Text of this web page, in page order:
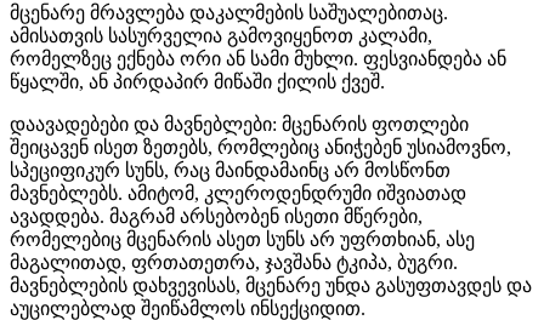
მცენარე მრავლება დაკალმების საშუალებითაც.
ამისათვის სასურველია გამოვიყენოთ კალამი,
რომელზეც ექნება ორი ან სამი მუხლი. ფესვიანდება ან
წყალში, ან პირდაპირ მიწაში ქილის ქვეშ.
დაავადებები და მავნებლები: მცენარის ფოთლები
შეიცავენ ისეთ ზეთებს, რომლებიც ანიჭებენ უსიამოვნო,
სპეციფიკურ სუნს, რაც მაინდამაინც არ მოსწონთ
მავნებლებს. ამიტომ, კლეროდენდრუმი იშვიათად
ავადდება. მაგრამ არსებობენ ისეთი მწერები,
რომელებიც მცენარის ასეთ სუნს არ უფრთხიან, ასე
მაგალითად, ფრთათეთრა, ჯავშანა ტკიპა, ბუგრი.
მავნებლების დახვევისას, მცენარე უნდა გასუფთავდეს და
აუცილებლად შეიწამლოს ინსექციდით.